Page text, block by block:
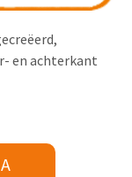
en achterkant